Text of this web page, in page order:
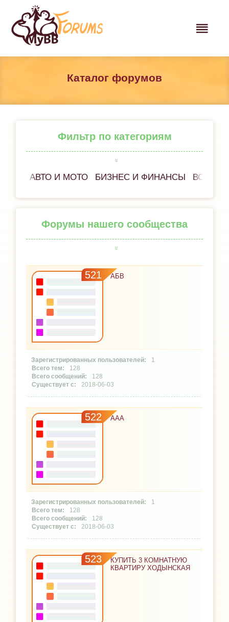
Каталог форумов
Фильтр по категориям
АВТО И МОТО БИЗНЕС И ФИНАНСЫ ВСЁ
Форумы нашего сообщества
521 АБВ
1
128
128
2018-06-03
522 ААА
1
128
128
2018-06-03
523
КУПИТЬ 3 КОМНАТНУЮ
КВАРТИРУ ХОДЫНСКАЯ